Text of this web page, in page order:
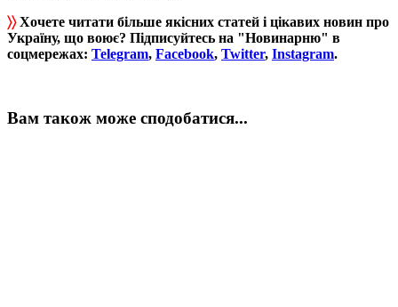
〉〉Хочете читати більше якісних статей і цікавих новин про
Україну, що воює? Підписуйтесь на "Новинарню" в
соцмережах: Telegram, Facebook, Twitter, Instagram.
Вам також може сподобатися...